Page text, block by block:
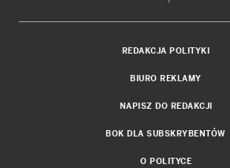
REDAKCJA POLITYKI
BIURO REKLAMY
NAPISZ DO REDAKCJI
BOK DLA SUBSKRYBENTÓW
O POLITYCE